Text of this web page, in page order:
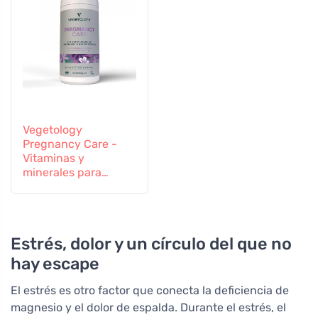
Vegetology
Pregnancy Care -
Vitaminas y
minerales para
Estrés, dolor y un círculo del que no
hay escape
El estrés es otro factor que conecta la deficiencia de
magnesio y el dolor de espalda. Durante el estrés, el